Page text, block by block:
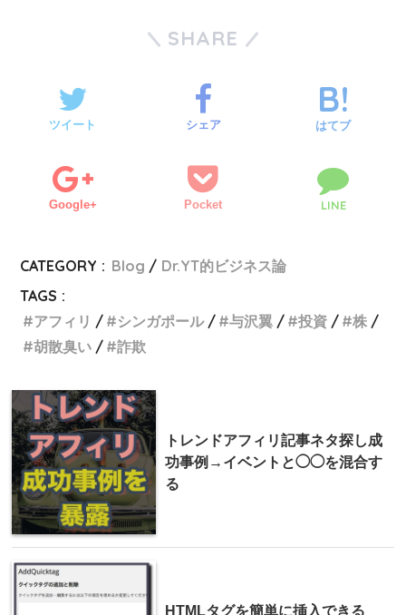
SHARE
ツイート シェア はてブ
Google+ Pocket LINE
CATEGORY : Blog
Dr.YT的ビジネス論
TAGS :
アフィリ
シンガポール 与沢翼 投資
株
胡散臭い
詐欺
トレンドアフィリ記事ネタ探し成
功事例→イベントと◯◯を混合す
る
HTMLタグを簡単に挿入できる